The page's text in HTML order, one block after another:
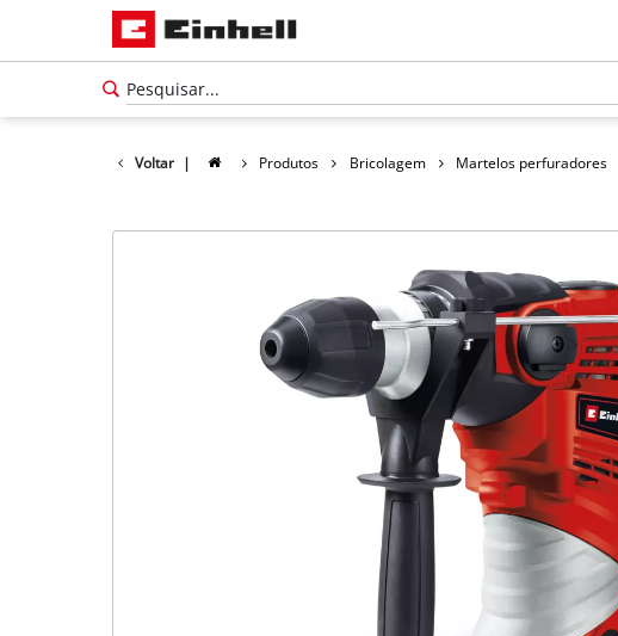
Voltar | Produtos Bricolagem Martelos perfuradores